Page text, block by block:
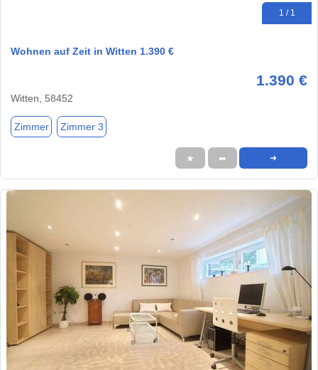
1 / 1
Wohnen auf Zeit in Witten 1.390 €
1.390 €
Witten, 58452
Zimmer Zimmer 3
★ ➦ ➜